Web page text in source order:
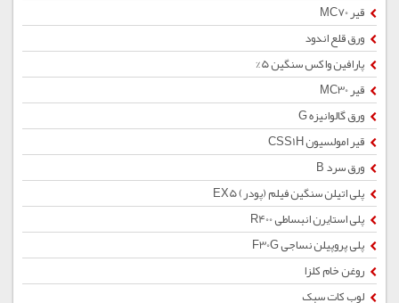
قیر MC70
ورق قلع اندود
پارافین واکس سنگین 5%
قیر MC30
ورق گالوانیزه G
قیر امولسیون CSS1H
ورق سرد B
پلی اتیلن سنگین فیلم (پودر) EX5
پلی استایرن انبساطی R400
پلی پروپیلن نساجی F30G
روغن خام کلزا
لوب کات سبک